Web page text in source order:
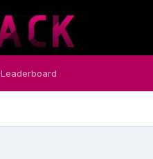
Leaderboard